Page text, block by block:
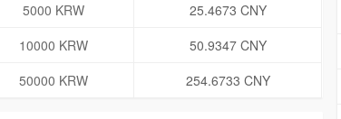
5000 KRW
25.4673 CNY
10000 KRW
50.9347 CNY
50000 KRW 254.6733 CNY